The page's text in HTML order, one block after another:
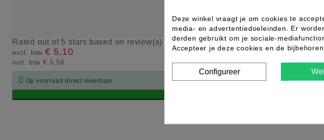
Ligasano steriel
Rated out of 5 stars based on review(s)
excl. btw € 5,10
incl. btw € 5,56
 Op voorraad direct leverbaar
Deze winkel vraagt je om cookies te
media- en advertentiedoeleinden. Er
derden gebruikt om je sociale-
Accepteer je deze cookies en de
Configureer